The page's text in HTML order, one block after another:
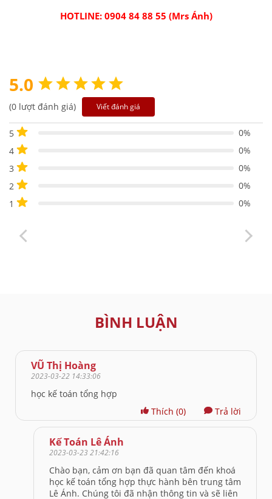
HOTLINE: 0904 84 88 55 (Mrs Ánh)
5.0
(0 lượt đánh giá) Viết đánh giá
5
0%
4
0%
3
0%
2
0%
1
0%
BÌNH LUẬN
VŨ Thị Hoàng
2023-03-22 14:33:06
học kế toán tổng hợp
Thích (0) Trả lời
Kế Toán Lê Ánh
2023-03-23 21:42:16
Chào bạn, cảm ơn bạn đã quan tâm đến khoá
học kế toán tổng hợp thực hành bên trung tâm
Lê Ánh. Chúng tôi đã nhận thông tin và sẽ liên